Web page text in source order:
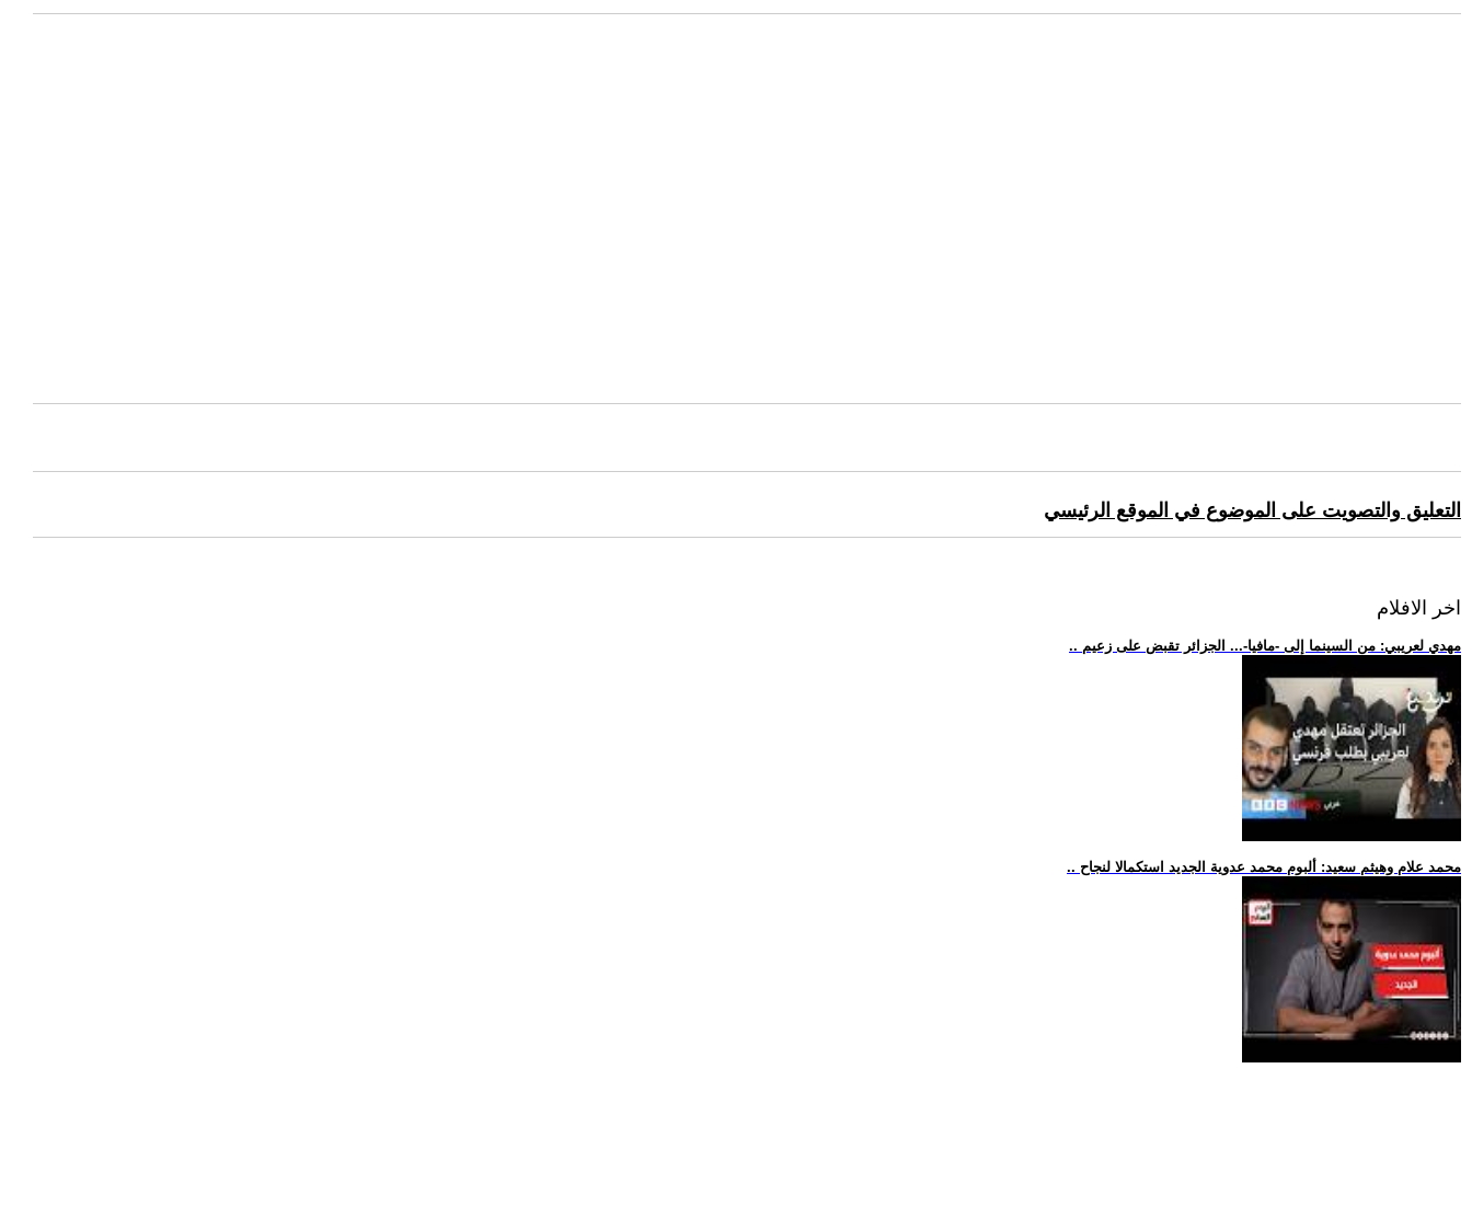
التعليق والتصويت على الموضوع في الموقع الرئيسي
اخر الافلام
.. مهدي لعريبي: من السينما إلى -مافيا-... الجزائر تقبض على زعيم
.. محمد علام وهيثم سعيد: ألبوم محمد عدوية الجديد استكمالا لنجاح